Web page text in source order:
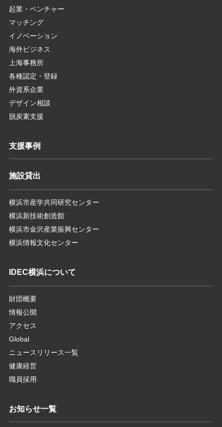
起業・ベンチャー
マッチング
イノベーション
海外ビジネス
上海事務所
各種認定・登録
外資系企業
デザイン相談
脱炭素支援
支援事例
施設貸出
横浜市産学共同研究センター
横浜新技術創造館
横浜市金沢産業振興センター
横浜情報文化センター
IDEC横浜について
財団概要
情報公開
アクセス
Global
ニュースリリース一覧
健康経営
職員採用
お知らせ一覧